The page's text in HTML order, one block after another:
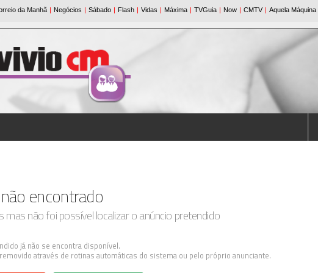
encontrado
mas não foi possível localizar o anúncio pretendido
já não se encontra disponível.
através de rotinas automáticas do sistema ou pelo próprio anunciante.